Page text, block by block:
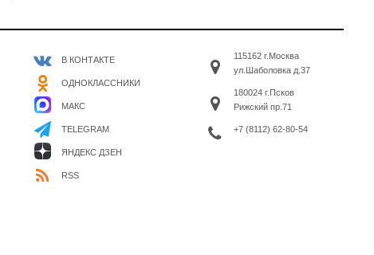
В КОНТАКТЕ
ОДНОКЛАССНИКИ
МАКС
TELEGRAM
ЯНДЕКС ДЗЕН
RSS
115162 г.Москва
ул.Шаболовка д.37
180024 г.Псков
Рижский пр.71
+7 (8112) 62-80-54